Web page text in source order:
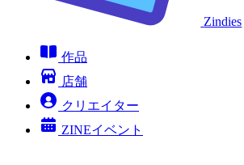
Zindies
作品
店舗
クリエイター
ZINEイベント